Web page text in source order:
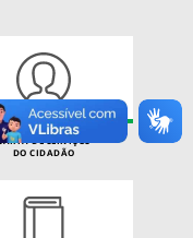
CARTA DE SERVIÇOS
DO CIDADÃO